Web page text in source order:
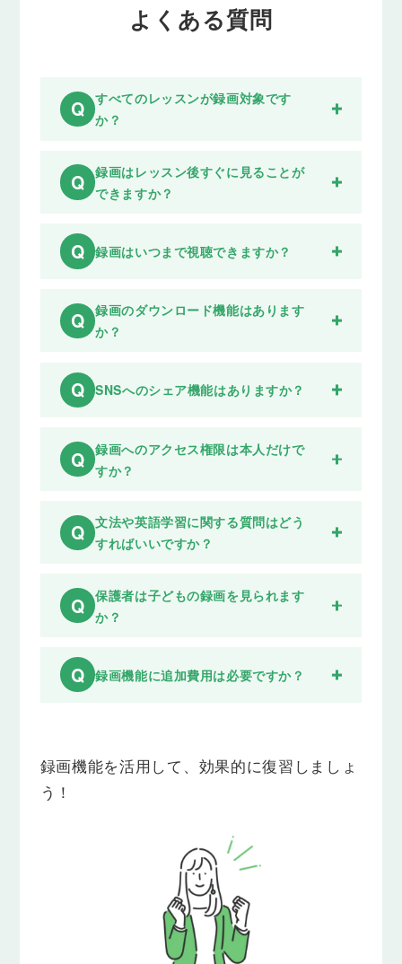
よくある質問
Q
すべてのレッスンが録画対象です
か？
Q
録画はレッスン後すぐに見ることが
できますか？
Q 録画はいつまで視聴できますか？
Q
録画のダウンロード機能はあります
か？
Q SNSへのシェア機能はありますか？
Q
録画へのアクセス権限は本人だけで
すか？
Q
文法や英語学習に関する質問はどう
すればいいですか？
Q
保護者は子どもの録画を見られます
か？
Q 録画機能に追加費用は必要ですか？
録画機能を活用して、 効果的に復習しましょ
う！